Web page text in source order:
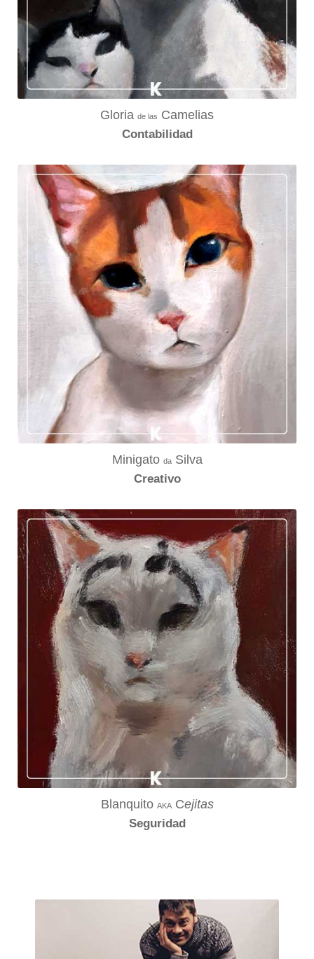
Gloria de las Camelias
Contabilidad
Minigato daSilva
Creativo
Blanquito AKACejitas
Seguridad